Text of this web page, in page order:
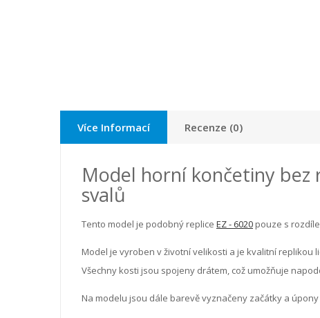
Více Informací Recenze (0)
Model horní končetiny bez
svalů
Tento model je podobný replice EZ - 6020 pouze s
Model je vyroben v životní velikosti a je kvalitní replikou
Všechny kosti jsou spojeny drátem, což umožňuje
Na modelu jsou dále barevě vyznačeny začátky a